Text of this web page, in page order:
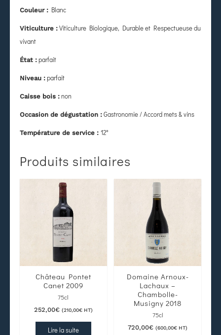
Couleur : Blanc
Viticulture : Viticulture Biologique, Durable et Respectueuse du
vivant
État : parfait
Niveau : parfait
Caisse bois : non
Occasion de dégustation : Gastronomie / Accord mets & vins
Température de service : 12°
Produits similaires
Château Pontet
Canet 2009
75cl
252,00€ (210,00€HT)
Lire la suite
Domaine Arnoux-
Lachaux –
Chambolle-
Musigny 2018
75cl
720,00€ (600,00€ HT)